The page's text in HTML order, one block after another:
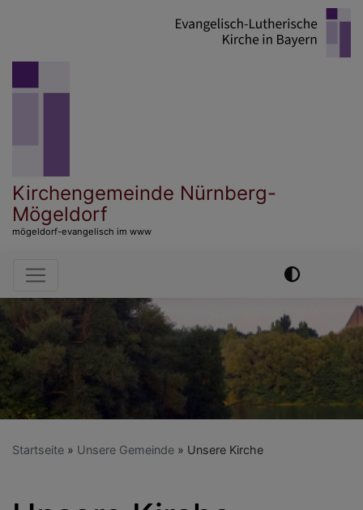
Kirchengemeinde Nürnberg-
Mögeldorf
mögeldorf-evangelisch im www
Hauptnavigation
Startseite Unsere Gemeinde Unsere Kirche